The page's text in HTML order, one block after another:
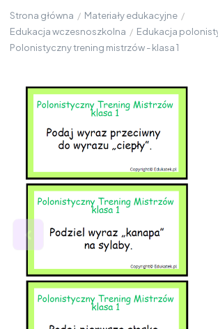
Strona główna / Materiały edukacyjne /
Edukacja wczesnoszkolna / Edukacja
Polonistyczny trening mistrzów - klasa 1